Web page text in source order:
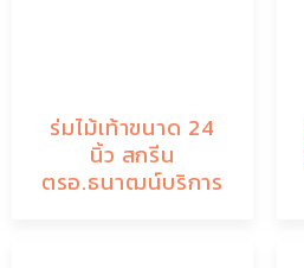
ร่มไม้เท้าขนาด 24
นิ้ว สกรีน
ตรอ.ธนาฒน์บริการ